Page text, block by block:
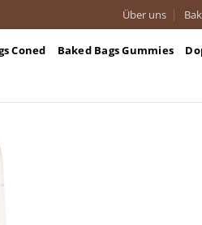
Über uns
Coned Baked Bags Gummies